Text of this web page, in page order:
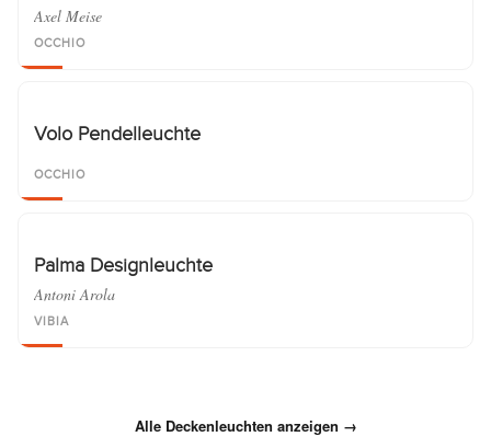
Axel Meise
OCCHIO
Volo Pendelleuchte
OCCHIO
Palma Designleuchte
Antoni Arola
VIBIA
Alle Deckenleuchten anzeigen →